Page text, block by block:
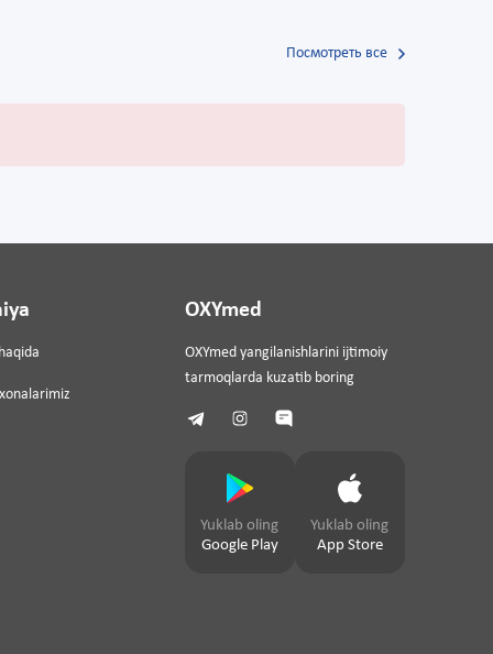
Посмотреть все
OXYmed
OXYmed yangilanishlarini ijtimoiy
tarmoqlarda kuzatib boring
Yuklab oling
Google Play
Yuklab oling
App Store